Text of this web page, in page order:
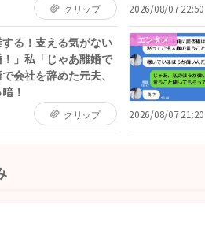
クリップ 2026/08/07 22:50
る！支える気がない
」私「じゃあ離婚で
会社を辞めた元夫、
！
クリップ
エンタメ
2026/08/07 21:20